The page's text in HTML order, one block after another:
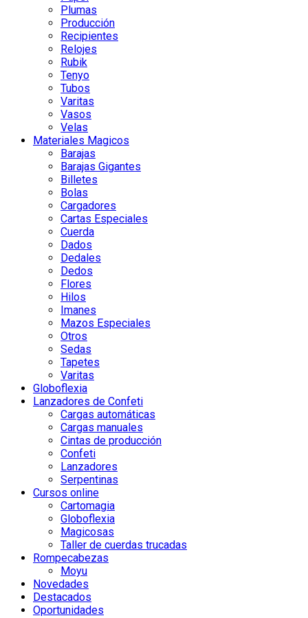
Plumas
Producción
Recipientes
Relojes
Rubik
Tenyo
Tubos
Varitas
Vasos
Velas
Materiales Magicos
Barajas
Barajas Gigantes
Billetes
Bolas
Cargadores
Cartas Especiales
Cuerda
Dados
Dedales
Dedos
Flores
Hilos
Imanes
Mazos Especiales
Otros
Sedas
Tapetes
Varitas
Globoflexia
Lanzadores de Confeti
Cargas automáticas
Cargas manuales
Cintas de producción
Confeti
Lanzadores
Serpentinas
Cursos online
Cartomagia
Globoflexia
Magicosas
Taller de cuerdas trucadas
Rompecabezas
Moyu
Novedades
Destacados
Oportunidades